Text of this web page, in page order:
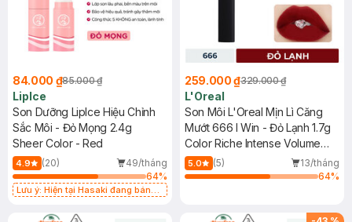
84.000 ₫85.000 ₫
LipIce
Son Dưỡng LipIce Hiệu Chỉnh
Sắc Môi - Đỏ Mọng 2.4g
Sheer Color - Red
4.9 (20)
49/tháng
64%
Lưu ý: Hiện tại Hasaki đang bán
259.000 ₫329.000 ₫
L'Oreal
Son Môi L'Oreal Mịn Lì Căng
Mướt 666 I Win - Đỏ Lạnh 1.7g
Color Riche Intense Volume
Matte
5.0 (5)
13/tháng
64%